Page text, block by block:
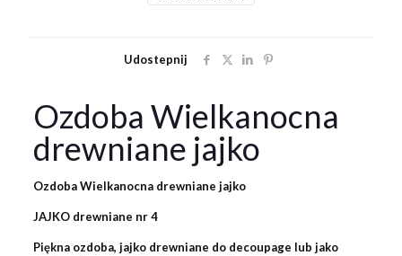
Udostepnij
Ozdoba Wielkanocna
drewniane jajko
Ozdoba Wielkanocna drewniane jajko
JAJKO drewniane nr 4
Piękna ozdoba, jajko drewniane do decoupage lub jako